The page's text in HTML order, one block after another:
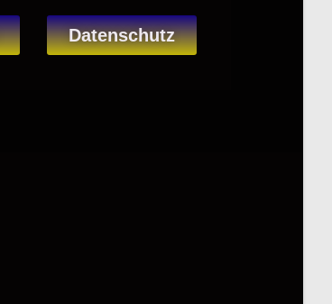
Datenschutz